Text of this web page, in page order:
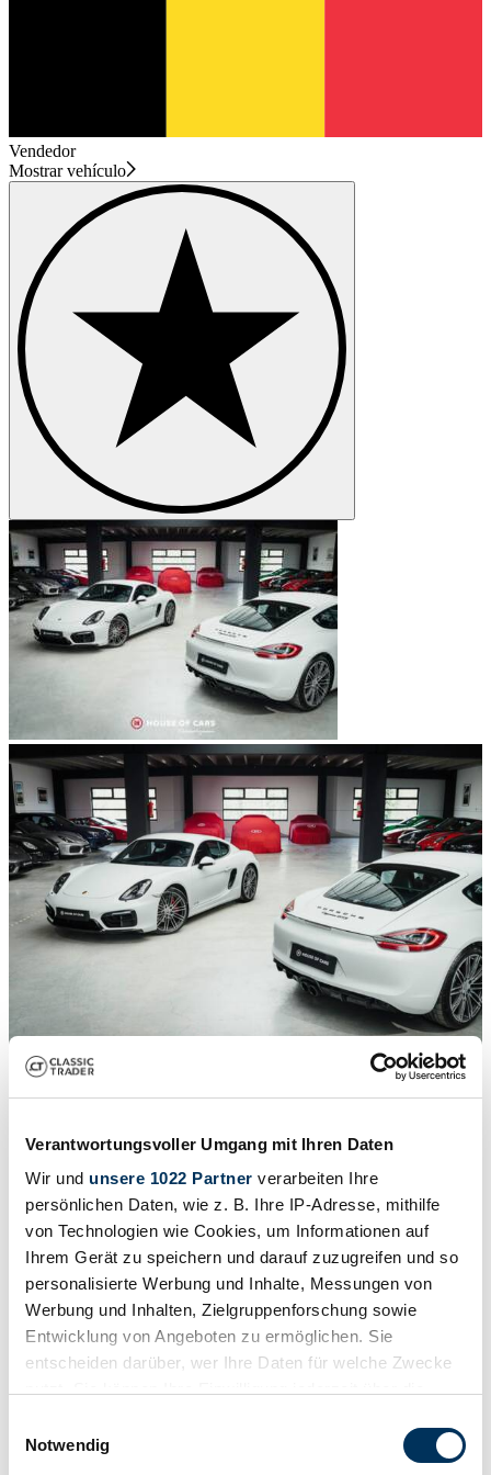
Verantwortungsvoller Umgang mit Ihren Daten
Wir und unsere 1022 Partner verarbeiten Ihre
persönlichen Daten, wie z. B. Ihre IP-Adresse, mithilfe
von Technologien wie Cookies, um Informationen auf
Ihrem Gerät zu speichern und darauf zuzugreifen und so
personalisierte Werbung und Inhalte, Messungen von
Werbung und Inhalten, Zielgruppenforschung sowie
Entwicklung von Angeboten zu ermöglichen. Sie
entscheiden darüber, wer Ihre Daten für welche Zwecke
Trigger Symbol ändern oder widerrufen
Notwendig
Vendedor
Mostrar vehículo
PDK 2015 – 1st paint – Mint !
77.900 €